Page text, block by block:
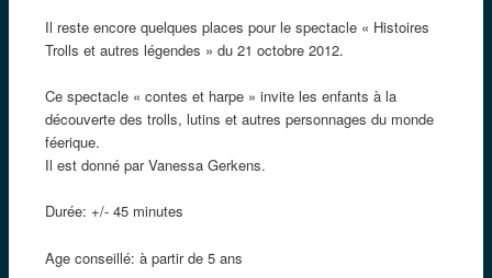
Il reste encore quelques places pour le spectacle « Histoires
Trolls et autres légendes » du 21 octobre 2012.
Ce spectacle « contes et harpe » invite les enfants à la
découverte des trolls, lutins et autres personnages du monde
féerique.
Il est donné par Vanessa Gerkens.
Durée: +/- 45 minutes
Age conseillé: à partir de 5 ans